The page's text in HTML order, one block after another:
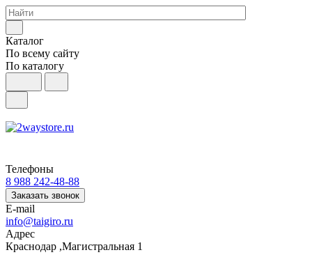
Каталог
По всему сайту
По каталогу
Телефоны
8 988 242-48-88
Заказать звонок
E-mail
info@taigiro.ru
Адрес
Краснодар ,Магистральная 1